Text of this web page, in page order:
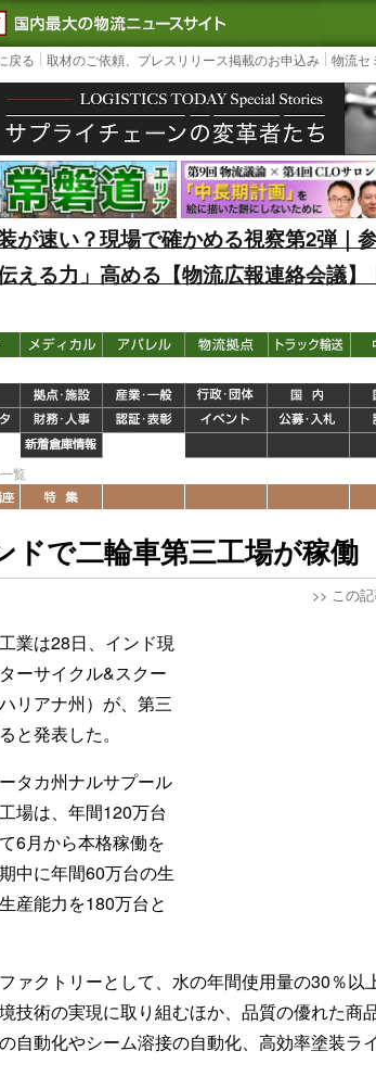
LOGISTICS TODAY｜国内最大の物流ニュース
3PL,
戻る 取材のご依頼、プレスリリース掲載のお申込み 物流セ
が速い？現場で確かめる視察第2弾｜
える力」高める【物流広報連絡会議】
覧
ドで二輪車第三工場が稼働
>> この
業は28日、インド現
ーサイクル&スクー
リアナ州）が、第三
と発表した。
タカ州ナルサプール
場は、年間120万台
6月から本格稼働を
中に年間60万台の生
産能力を180万台と
ァクトリーとして、水の年間使用量の30％以
技術の実現に取り組むほか、品質の優れた商
自動化やシーム溶接の自動化、高効率塗装ラ